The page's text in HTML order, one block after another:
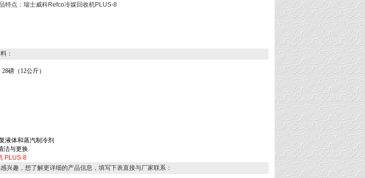
特点： 瑞士威科Refco冷媒回收机PLUS-8
：
28磅（ 12公斤）
液体和蒸汽制冷剂
洁与更换.
PLUS-8
感兴趣，想了解更详细的产品信息，填写下表直接与厂家联系：